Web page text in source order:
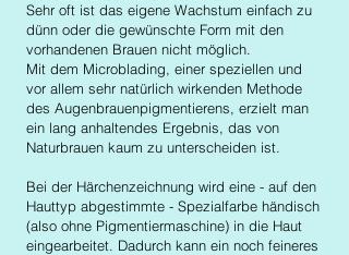
Sehr oft ist das eigene Wachstum einfach zu
dünn oder die gewünschte Form mit den
vorhandenen Brauen nicht möglich.
Mit dem Microblading, einer speziellen und
vor allem sehr natürlich wirkenden Methode
des Augenbrauenpigmentierens, erzielt man
ein lang anhaltendes Ergebnis, das von
Naturbrauen kaum zu unterscheiden ist.
Bei der Härchenzeichnung wird eine - auf den
Hauttyp abgestimmte - Spezialfarbe händisch
(also ohne Pigmentiermaschine) in die Haut
eingearbeitet. Dadurch kann ein noch feineres